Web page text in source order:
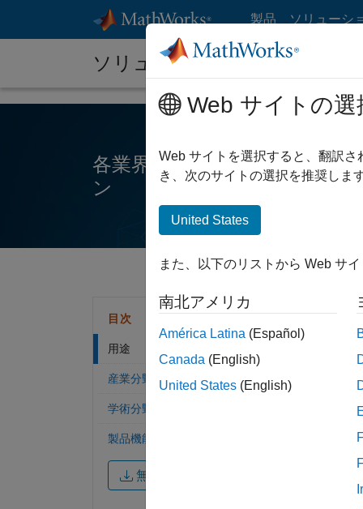
コンテンツへスキップ
製品 ソリューシ
ソリューション
各業界、アプリケーション領
ン
目次
用途
産業分野
学術分野
製品機能
無料評価版を試す
Web サイトの選
Web サイトを選択すると、翻訳
き、次のサイトの選択を推奨しま
United States
また、以下のリストから Web サ
南北アメリカ
América Latina (Español)
Canada (English)
United States (English)